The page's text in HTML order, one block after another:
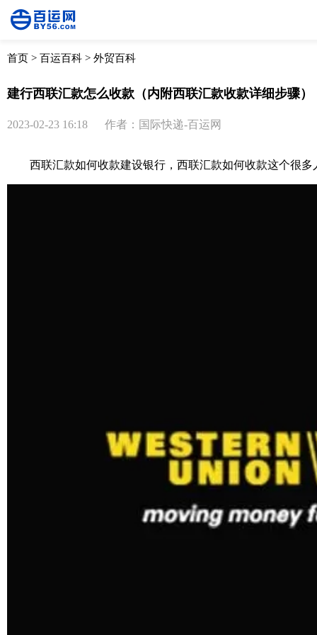
首页 > 百运百科 > 外贸百科
建行西联汇款怎么收款（内附西联汇款收款详细步骤）
2023-02-23 16:18 作者：国际快递-百运网
西联汇款如何收款建设银行，西联汇款如何收款这个很多